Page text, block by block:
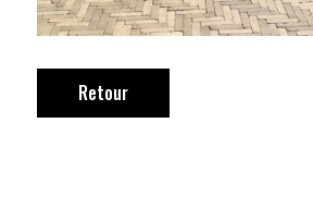
Retour